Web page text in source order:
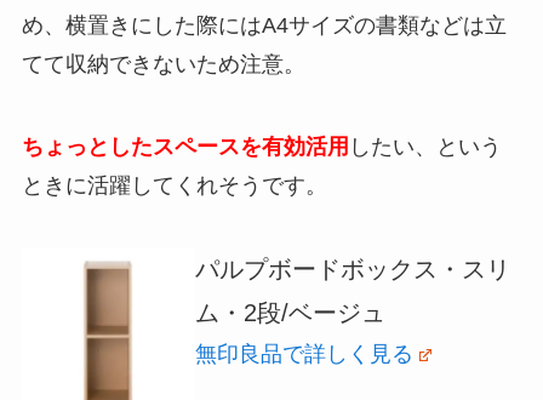
め、横置きにした際にはA4サイズの書類などは立
てて収納できないため注意。
ちょっとしたスペースを有効活用 したい、という
ときに活躍してくれそうです。
パルプボードボックス・スリ
ム・2段/ベージュ
無印良品で詳しく見る